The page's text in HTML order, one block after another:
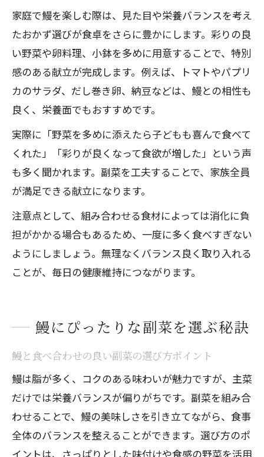
家庭で鰻を楽しむ際は、見た目や栄養バランスを考え
たおかず選びが食卓をさらに豊かにします。彩りの良
い野菜や卵料理、小鉢を多めに用意することで、特別
感のある献立が完成します。例えば、トマトやパプリ
カのサラダ、だし巻き卵、納豆などは、鰻との相性も
良く、栄養面でもおすすめです。
実際に「野菜を多めに添えたら子どもも喜んで食べて
くれた」「彩りが良くなって食欲が増した」という声
も多く聞かれます。副菜を工夫することで、家族全員
が満足できる献立になります。
注意点として、組み合わせる食材によっては消化に負
担がかかる場合もあるため、一度に多く食べすぎない
ようにしましょう。無理なくバランス良く取り入れる
ことが、毎日の健康維持につながります。
鰻にぴったりな副菜を選ぶ秘訣
鰻と食べ合わせの良い副菜の選び方ポイント
鰻は脂が多く、コクのある味わいが魅力ですが、主菜
だけでは栄養バランスが偏りがちです。副菜を組み合
わせることで、鰻の美味しさを引き立てながら、食事
全体のバランスを整えることができます。選び方のポ
イントは、さっぱりとした味付けや食感の野菜を活用